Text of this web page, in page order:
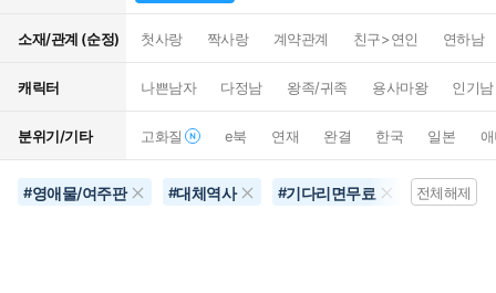
소재/관계 (순정) 첫사랑 짝사랑 계약관계 친구>연인 연하남
캐릭터 나쁜남자 다정남 왕족/귀족 용사마왕 인기남
분위기/기타 고화질 e북 연재 완결 한국 일본
#영애물/여주판 #대체역사 #기다리면무료 #무협물
전체해제